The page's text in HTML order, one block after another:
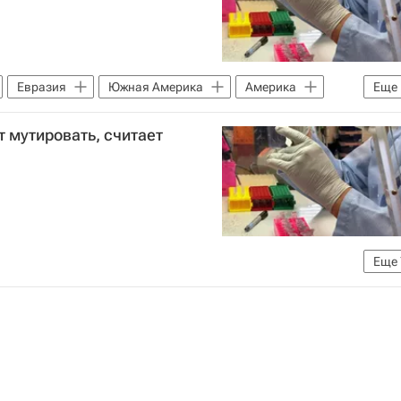
Еще
Евразия Южная Америка
Америка
Федеральная служба по надзору в сфере защиты прав потребителей и благополучия человека (Роспотребнадзор)
мутировать, считает
Еще
Федеральная служба по надзору в сфере защиты прав потребителей и благополучия человека (Роспотребнадзор)